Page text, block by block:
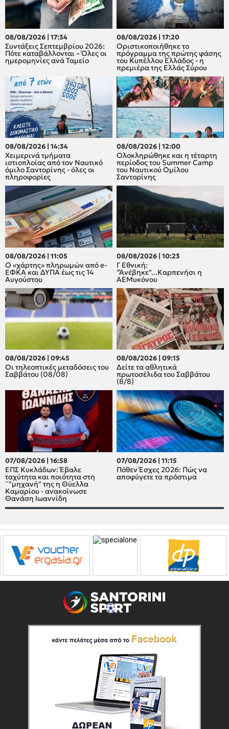
08/08/2026 | 17:34
Συντάξεις Σεπτεμβρίου 2026:
Πότε καταβάλλονται – Όλες οι
ημερομηνίες ανά Ταμείο
08/08/2026 | 17:20
Οριστικοποιήθηκε το
πρόγραμμα της πρώτης φάσης
του Κυπέλλου Ελλάδος - η
πρεμιέρα της Ελλάς Σύρου
08/08/2026 | 14:34
Χειμερινά τμήματα
ιστιοπλοίας από τον Ναυτικό
όμιλο Σαντορίνης - όλες οι
πληροφορίες
08/08/2026 | 12:00
Oλοκληρώθηκε και η τέταρτη
περίοδος του Summer Camp
του Ναυτικού Ομίλου
Σαντορίνης
08/08/2026 | 11:05
Ο «χάρτης» πληρωμών από e-
ΕΦΚΑ και ΔΥΠΑ έως τις 14
Αυγούστου
08/08/2026 | 10:23
Γ Εθνική:
"Άνέβηκε"...Καρπενήσι η
ΑΕΜυκόνου
08/08/2026 | 09:45
Οι τηλεοπτικές μεταδόσεις του
Σαββάτου (08/08)
08/08/2026 | 09:15
Δείτε τα αθλητικά
πρωτοσέλιδα του Σαββάτου
(8/8)
07/08/2026 | 16:58
ΕΠΣ Κυκλάδων: Έβαλε
ταχύτητα και ποιότητα στη
¨"μηχανή" της η Θύελλα
Καμαρίου - ανακοίνωσε
Θανάση Ιωαννίδη
07/08/2026 | 11:15
Πόθεν Έσχες 2026: Πώς να
αποφύγετε τα πρόστιμα